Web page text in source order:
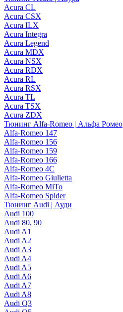
Acura CL
Acura CSX
Acura ILX
Acura Integra
Acura Legend
Acura MDX
Acura NSX
Acura RDX
Acura RL
Acura RSX
Acura TL
Acura TSX
Acura ZDX
Тюнинг Alfa-Romeo | Альфа Ромео
Alfa-Romeo 147
Alfa-Romeo 156
Alfa-Romeo 159
Alfa-Romeo 166
Alfa-Romeo 4C
Alfa-Romeo Giulietta
Alfa-Romeo MiTo
Alfa-Romeo Spider
Тюнинг Audi | Ауди
Audi 100
Audi 80, 90
Audi A1
Audi A2
Audi A3
Audi A4
Audi A5
Audi A6
Audi A7
Audi A8
Audi Q3